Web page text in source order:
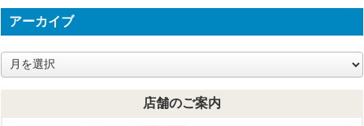
アーカイブ
ア
ー
カ
店舗のご案内